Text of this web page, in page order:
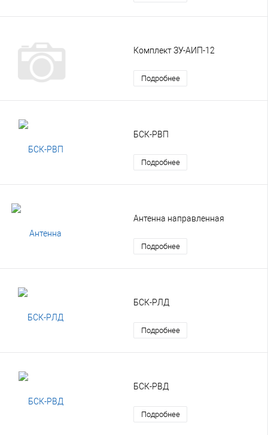
Комплект ЗУ-АИП-12
Подробнее
БСК-РВП
Подробнее
Антенна направленная
Подробнее
БСК-РЛД
Подробнее
БСК-РВД
Подробнее